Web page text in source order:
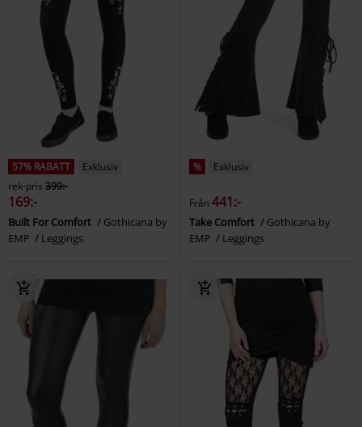
57% RABATT
Exklusiv
rek-pris 399:-
169:-
Built For Comfort
Gothicana by
EMP
Leggings
% Exklusiv
Från441:-
Take Comfort
Gothicana by
EMP
Leggings